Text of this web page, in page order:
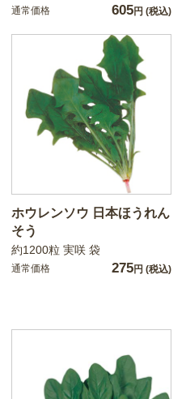
通常価格 605円 (税込)
ホウレンソウ 日本ほうれん
そう
約1200粒 実咲 袋
通常価格 275円 (税込)